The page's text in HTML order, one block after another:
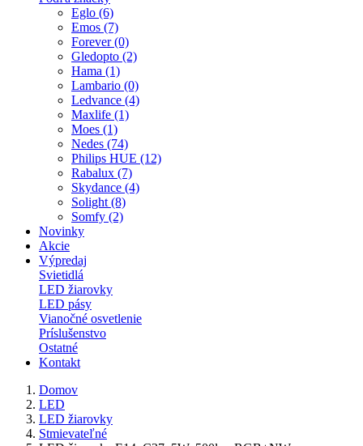
Eglo (6)
Emos (7)
Forever (0)
Gledopto (2)
Hama (1)
Lambario (0)
Ledvance (4)
Maxlife (1)
Moes (1)
Nedes (74)
Philips HUE (12)
Rabalux (7)
Skydance (4)
Solight (8)
Somfy (2)
Novinky
Akcie
Výpredaj
Svietidlá
LED žiarovky
LED pásy
Vianočné osvetlenie
Príslušenstvo
Ostatné
Kontakt
Domov
LED
LED žiarovky
Stmievateľné